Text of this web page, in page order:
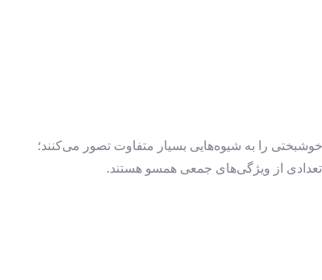
را به شیوه‌هایی بسیار متفاوت تصور می‌کنند؛
از ویژگی‌های جمعی همسو هستند.